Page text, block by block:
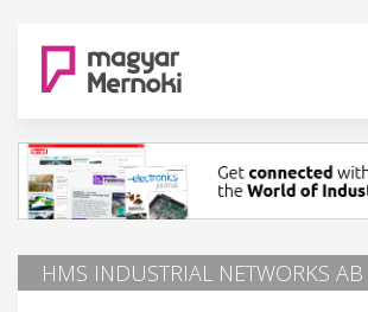
HMS INDUSTRIAL NETWORKS AB